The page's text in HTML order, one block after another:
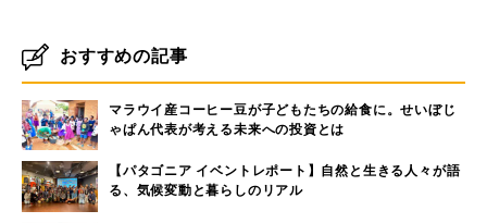
おすすめの記事
マラウイ産コーヒー豆が子どもたちの給食に。せいぼじ
ゃぱん代表が考える未来への投資とは
【パタゴニア イベントレポート】自然と生きる人々が語
る、気候変動と暮らしのリアル